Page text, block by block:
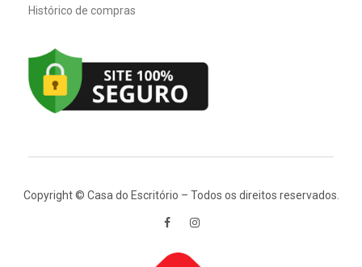
Histórico de compras
Copyright © Casa do Escritório – Todos os direitos reservados.